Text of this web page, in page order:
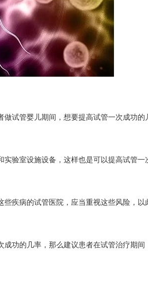
试管婴儿期间，想要提高试管一次成功的
验室设施设备，这样也是可以提高试管一
疾病的试管医院，应当重视这些风险，以
功的几率，那么建议患者在试管治疗期间